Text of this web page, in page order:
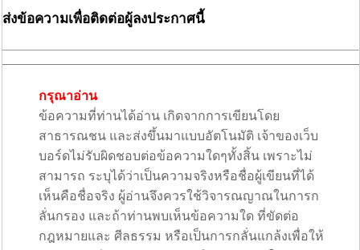
ส่งข้อความเพื่อติดต่อผู้ลงประกาศนี้
กรุณาอ่าน
ข้อความที่ท่านได้อ่าน เกิดจากการเขียนโดย
สาธารณชน และส่งขึ้นมาแบบอัตโนมัติ เจ้าของเว็บ
บอร์ดไม่รับผิดชอบต่อข้อความใดๆทั้งสิ้น เพราะไม่
สามารถ ระบุได้ว่าเป็นความจริงหรือชื่อผู้เขียนที่ได้
เห็นคือชื่อจริง ผู้อ่านจึงควรใช้วิจารณญาณในการก
ลั่นกรอง และถ้าท่านพบเห็นข้อความใด ที่ขัดต่อ
กฎหมายและ ศีลธรรม หรือเป็นการกลั่นแกล้งเพื่อให้